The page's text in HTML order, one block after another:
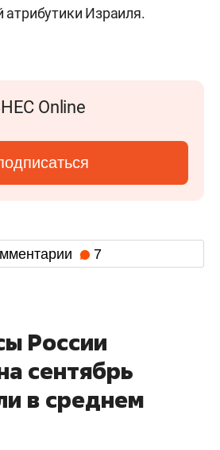
атрибутики Израиля.
Online
7
России
сентябрь
в среднем